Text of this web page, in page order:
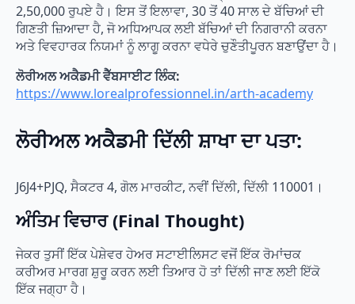
2,50,000 ਰੁਪਏ ਹੈ। ਇਸ ਤੋਂ ਇਲਾਵਾ, 30 ਤੋਂ 40 ਸਾਲ ਦੇ ਬੱਚਿਆਂ ਦੀ
ਗਿਣਤੀ ਜ਼ਿਆਦਾ ਹੈ, ਜੋ ਅਧਿਆਪਕ ਲਈ ਬੱਚਿਆਂ ਦੀ ਨਿਗਰਾਨੀ ਕਰਨਾ
ਅਤੇ ਵਿਵਹਾਰਕ ਨਿਯਮਾਂ ਨੂੰ ਲਾਗੂ ਕਰਨਾ ਵਧੇਰੇ ਚੁਣੌਤੀਪੂਰਨ ਬਣਾਉਂਦਾ ਹੈ।
ਲੋਰੀਅਲ ਅਕੈਡਮੀ ਵੈੱਬਸਾਈਟ ਲਿੰਕ:
https://www.lorealprofessionnel.in/arth-academy
ਲੋਰੀਅਲ ਅਕੈਡਮੀ ਦਿੱਲੀ ਸ਼ਾਖਾ ਦਾ ਪਤਾ:
J6J4+PJQ, ਸੈਕਟਰ 4, ਗੋਲ ਮਾਰਕੀਟ, ਨਵੀਂ ਦਿੱਲੀ, ਦਿੱਲੀ 110001।
ਅੰਤਿਮ ਵਿਚਾਰ (Final Thought)
ਜੇਕਰ ਤੁਸੀਂ ਇੱਕ ਪੇਸ਼ੇਵਰ ਹੇਅਰ ਸਟਾਈਲਿਸਟ ਵਜੋਂ ਇੱਕ ਰੋਮਾਂਚਕ
ਕਰੀਅਰ ਮਾਰਗ ਸ਼ੁਰੂ ਕਰਨ ਲਈ ਤਿਆਰ ਹੋ ਤਾਂ ਦਿੱਲੀ ਜਾਣ ਲਈ ਇੱਕੋ
ਇੱਕ ਜਗ੍ਹਾ ਹੈ।